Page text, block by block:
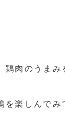
鶏肉のうまみ
を楽しんでみ